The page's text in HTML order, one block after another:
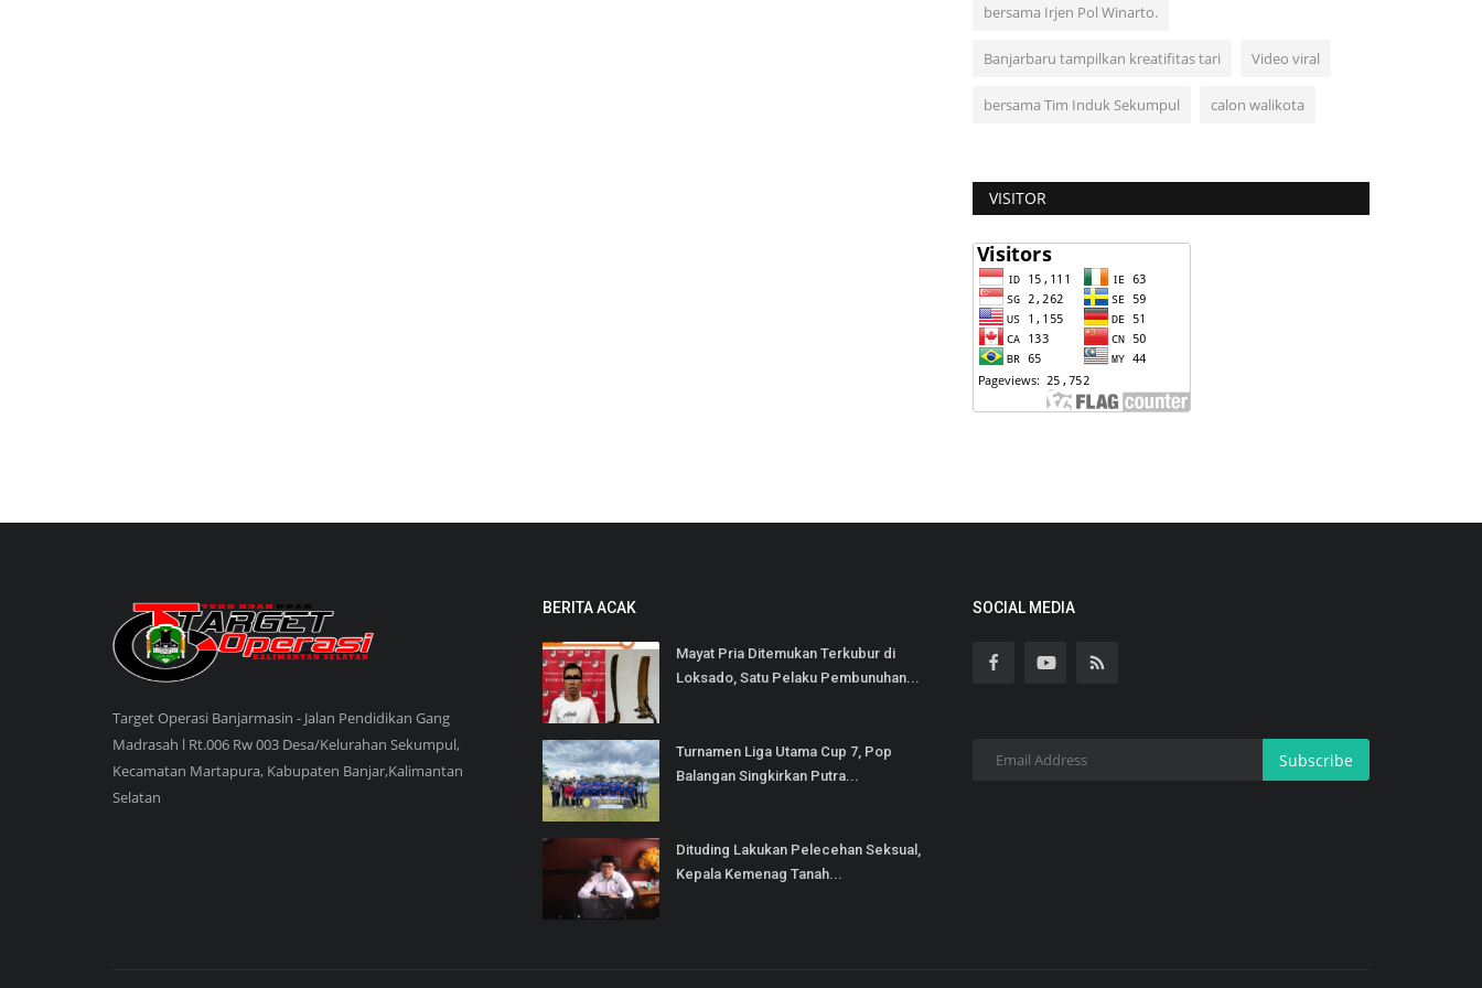
bersama Irjen Pol Winarto.
Banjarbaru tampilkan kreatifitas tari Video viral
bersama Tim Induk Sekumpul calon walikota
VISITOR
Target Operasi Banjarmasin - Jalan Pendidikan Gang
Madrasah l Rt.006 Rw 003 Desa/Kelurahan Sekumpul,
Kecamatan Martapura, Kabupaten Banjar,Kalimantan
Selatan
BERITA ACAK
Mayat Pria Ditemukan Terkubur di
Loksado, Satu Pelaku Pembunuhan...
Turnamen Liga Utama Cup 7, Pop
Balangan Singkirkan Putra...
Dituding Lakukan Pelecehan Seksual,
Kepala Kemenag Tanah...
SOCIAL MEDIA
Subscribe